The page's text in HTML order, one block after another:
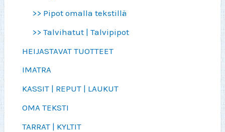
>> Pipot omalla tekstillä
>> Talvihatut | Talvipipot
HEIJASTAVAT TUOTTEET
IMATRA
KASSIT | REPUT | LAUKUT
OMA TEKSTI
TARRAT | KYLTIT